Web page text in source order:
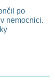
po
nemocnici.